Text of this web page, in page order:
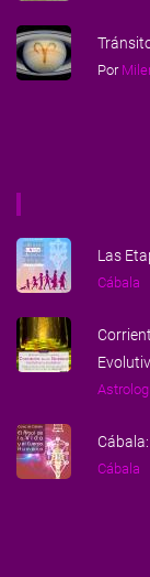
Por
Las
Cábala
Cábala